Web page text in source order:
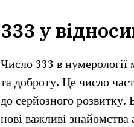
333 у
Число 333 в
та доброту. Це число
до серйозного розвитку.
нові важливі знайомства